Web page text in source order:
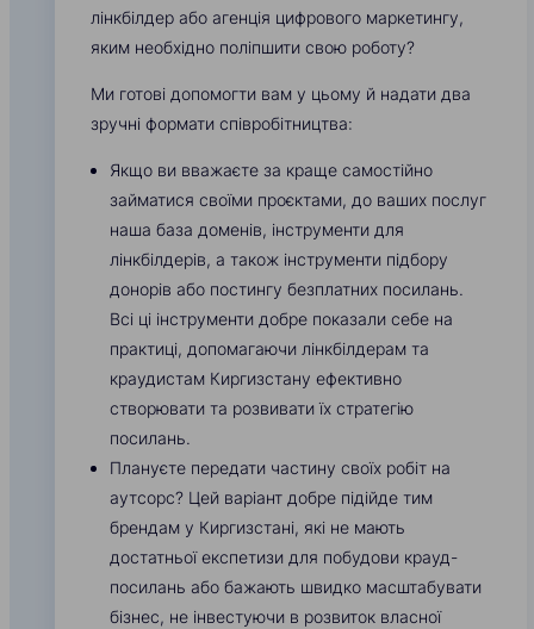
лінкбілдер або агенція цифрового маркетингу,
яким необхідно поліпшити свою роботу?
Ми готові допомогти вам у цьому й надати два
зручні формати співробітництва:
Якщо ви вважаєте за краще самостійно
займатися своїми проєктами, до ваших послуг
наша база доменів, інструменти для
лінкбілдерів, а також інструменти підбору
донорів або постингу безплатних посилань.
Всі ці інструменти добре показали себе на
практиці, допомагаючи лінкбілдерам та
краудистам Киргизстану ефективно
створювати та розвивати їх стратегію
посилань.
Плануєте передати частину своїх робіт на
аутсорс? Цей варіант добре підійде тим
брендам у Киргизстані, які не мають
достатньої експетизи для побудови крауд-
посилань або бажають швидко масштабувати
бізнес, не інвестуючи в розвиток власної